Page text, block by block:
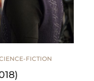
FICTION